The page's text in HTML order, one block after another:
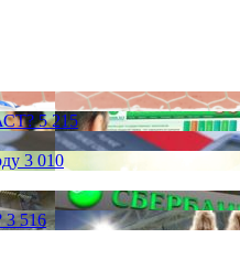
5 215
3 010
3 516